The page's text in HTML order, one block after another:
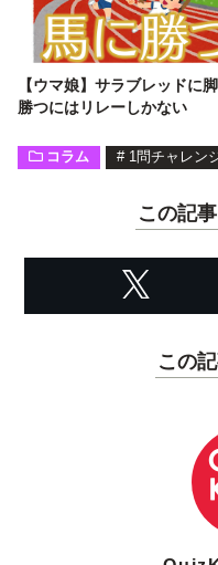
【ウマ娘】サラブレッドに
勝つにはリレーしかない
コラム # 1問チャレン
この記
この